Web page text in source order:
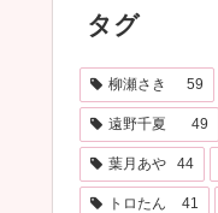
タグ
柳瀬さき 59
遠野千夏 49
葉月あや 44
トロたん 41